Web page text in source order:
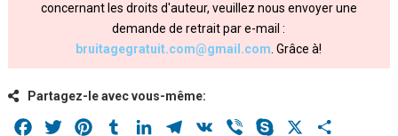
concernant les droits d'auteur, veuillez nous envoyer une
demande de retrait par e-mail :
bruitagegratuit.com@gmail.com . Grâce à!
Partagez-le avec vous-même:
Facebook
Twitter PinterestTumblrLinkedInTelegram
VK Viber Skype